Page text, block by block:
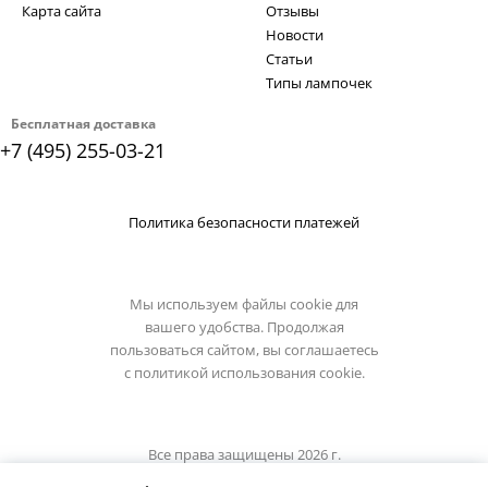
Бесплатная доставка
+7 (495) 255-03-21
Карта сайта
Отзывы
Новости
Статьи
Типы лампочек
Политика безопасности платежей
Мы используем файлы cookie для
вашего удобства. Продолжая
пользоваться сайтом, вы соглашаетесь
с политикой использования cookie.
Все права защищены 2026 г.